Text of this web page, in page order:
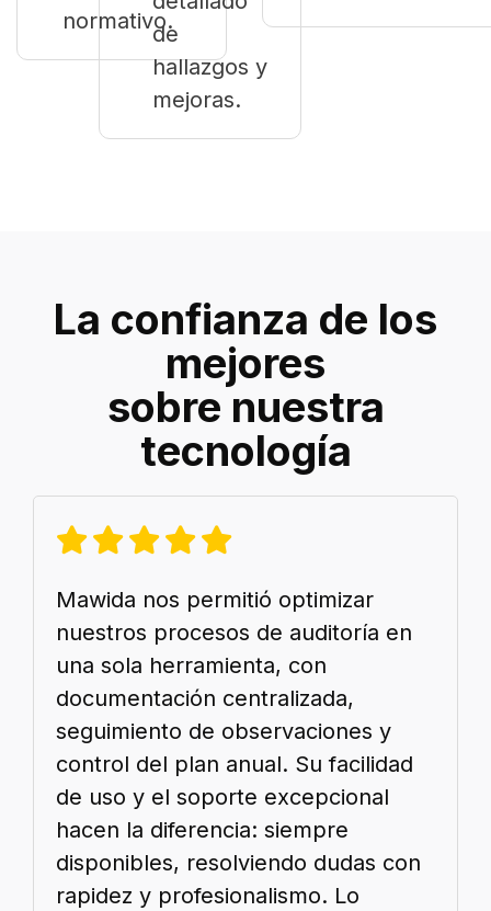
normativo.
de
hallazgos y
mejoras.
La confianza de los
mejores
sobre nuestra
tecnología
Mawida nos permitió optimizar
nuestros procesos de auditoría en
una sola herramienta, con
documentación centralizada,
seguimiento de observaciones y
control del plan anual. Su facilidad
de uso y el soporte excepcional
hacen la diferencia: siempre
disponibles, resolviendo dudas con
rapidez y profesionalismo. Lo